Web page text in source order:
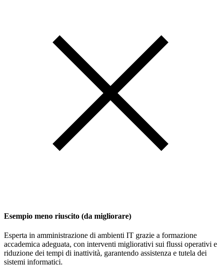
Esempio meno riuscito (da migliorare)
Esperta in amministrazione di ambienti IT grazie a formazione
accademica adeguata, con interventi migliorativi sui flussi operativi e
riduzione dei tempi di inattività, garantendo assistenza e tutela dei
sistemi informatici.